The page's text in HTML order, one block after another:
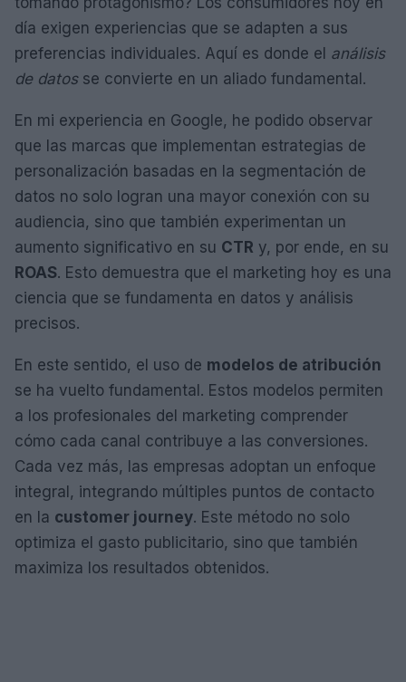
día exigen experiencias que se adapten a sus
preferencias individuales. Aquí es donde el análisis
de datosse convierte en un aliado fundamental.
En mi experiencia en Google, he podido observar
que las marcas que implementan estrategias de
personalización basadas en la segmentación de
datos no solo logran una mayor conexión con su
audiencia, sino que también experimentan un
aumento significativo en su CTR y, por ende, en su
ROAS. Esto demuestra que el marketing hoy es una
ciencia que se fundamenta en datos y análisis
precisos.
En este sentido, el uso de modelos de atribución
se ha vuelto fundamental. Estos modelos permiten
a los profesionales del marketing comprender
cómo cada canal contribuye a las conversiones.
Cada vez más, las empresas adoptan un enfoque
integral, integrando múltiples puntos de contacto
en la customer journey. Este método no solo
optimiza el gasto publicitario, sino que también
maximiza los resultados obtenidos.